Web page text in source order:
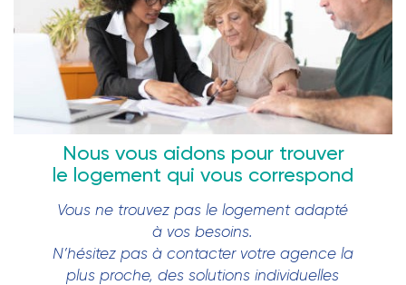
Nous vous aidons pour trouver
le logement qui vous correspond
Vous ne trouvez pas le logement adapté
à vos besoins.
N’hésitez pas à contacter votre agence la
plus proche, des solutions individuelles